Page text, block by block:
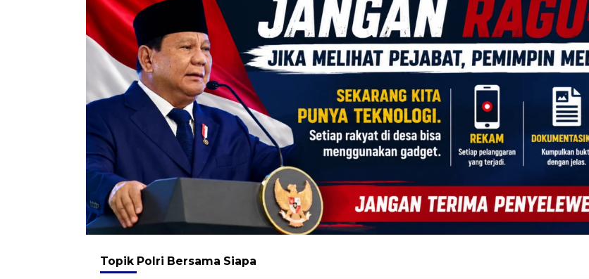
Topik Polri Bersama Siapa